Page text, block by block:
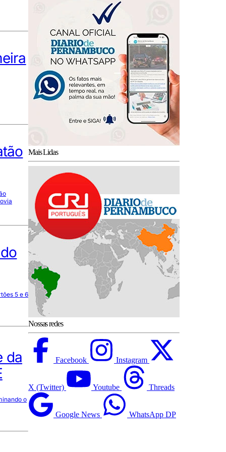
5 e 6
da
o
Mais Lidas
Nossas redes
Facebook Instagram
X (Twitter) Youtube Threads
Google News WhatsApp DP